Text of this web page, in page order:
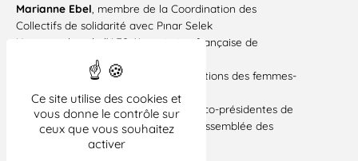
Ce site utilise des cookies et
vous donne le contrôle sur
ceux que vous souhaitez
activer
Marianne Ebel , membre de la Coordination des
Collectifs de solidarité avec Pınar Selek
Un·e membre de l’AFS (Association française de
Élisabeth Nicoli, co-directrice des éditions des femmes-
Antoinette Fouque
Silvina et Marie-Laure Stirnemann
, co-présidentes de
HIJOS-Paris et membres de l’ACAF (Assemblée des
citoyens argentins en France)